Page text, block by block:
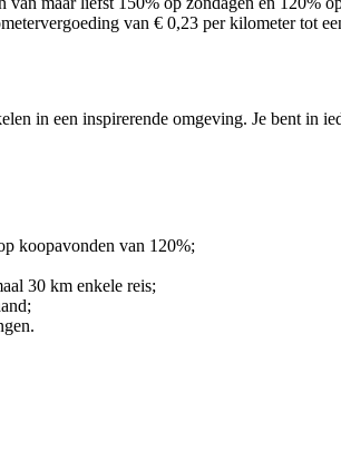
van € 0,23 per kilometer tot
in een inspirerende omgeving. Je bent in
koopavonden van 120%;
30 km enkele reis;